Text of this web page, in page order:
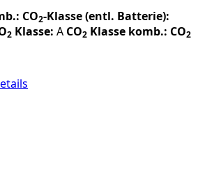
CO2-Klasse (entl. Batterie):
2 Klasse: A CO2 Klasse komb.: CO2